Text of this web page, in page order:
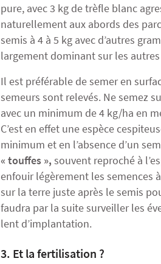
pure, avec 3 kg de trèfle blanc
naturellement aux abords des
semis à 4 à 5 kg avec d’autres
largement dominant sur les autres
Il est préférable de semer en
semeurs sont relevés. Ne semez
avec un minimum de 4 kg/ha en
C’est en effet une espèce
minimum et en l’absence d’un
« touffes », souvent reproché à
enfouir légèrement les semences
sur la terre juste après le semis
faudra par la suite surveiller les
lent d’implantation.
3. Et la fertilisation ?